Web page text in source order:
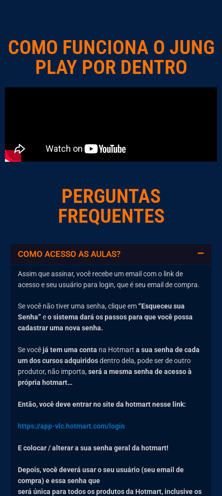
COMO FUNCIONA O JUNG
PLAY POR DENTRO
PERGUNTAS
FREQUENTES
COMO ACESSO AS AULAS?
Assim que assinar, você recebe um email com o link de
acesso e seu usuário para login, que é seu email de compra.
Se você não tiver uma senha, clique em“Esqueceu sua
Senha” eo sistema dará os passos para que você possa
cadastrar uma nova senha.
Se vocêjá tem uma conta na Hotmart a sua senha de cada
um dos cursos adquiridosdentro dela, pode ser de outro
produtor, não importa, será a mesma senha de acesso à
própria hotmart…
Então, você deve entrar no site da hotmart nesse link:
https://app-vlc.hotmart.com/login
E colocar / alterar a sua senha geral da hotmart!
Depois, você deverá usar o seu usuário (seu email de
compra) e essa senha que
será única para todos os produtos da Hotmart, inclusive os